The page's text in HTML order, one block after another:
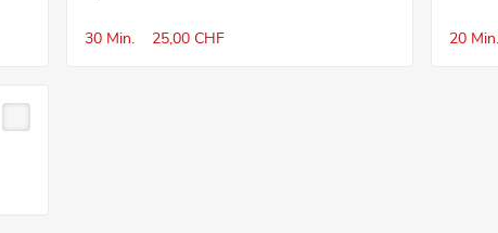
30 Min. 25,00 CHF 20 Min.